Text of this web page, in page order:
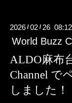
2026 /02 / 26 08:12
World Buzz
ALDO麻布
Channel で
しました！